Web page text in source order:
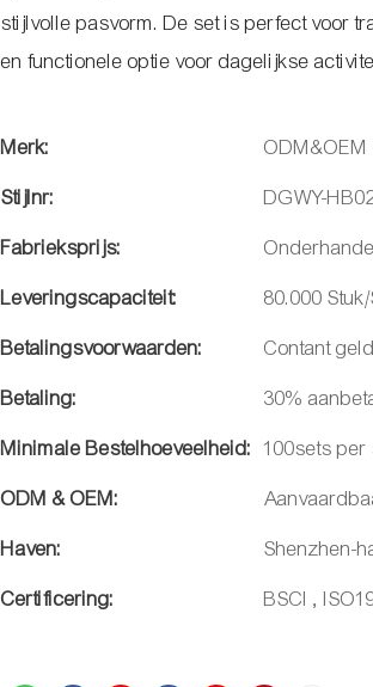
stijlvolle pasvorm. De set is perfect voor
en functionele optie voor dagelijkse
Merk:
ODM&OEM
Stijlnr:
DGWY-
Fabrieksprijs:
Leveringscapaciteit:
80.000
Betalingsvoorwaarden:
Contant
Betaling:
30%
Minimale Bestelhoeveelheid: 100sets
ODM & OEM:
Haven:
Shenzhen-
Certificering:
BSCI ,